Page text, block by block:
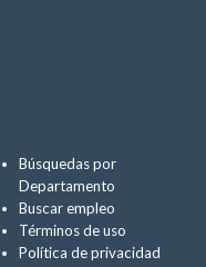
Búsquedas por
Departamento
Buscar empleo
Términos de uso
Política de privacidad